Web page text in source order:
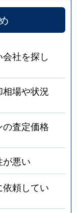
社を探し
場や状況
査定価格
悪い
頼してい